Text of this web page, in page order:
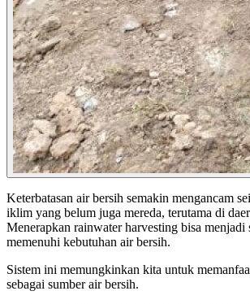
Keterbatasan air bersih semakin mengancam
iklim yang belum juga mereda, terutama di
Menerapkan rainwater harvesting bisa
memenuhi kebutuhan air bersih.
Sistem ini memungkinkan kita untuk
sebagai sumber air bersih.